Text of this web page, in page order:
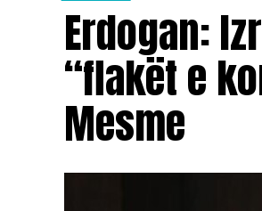
Erdogan:
“flakët e
Mesme